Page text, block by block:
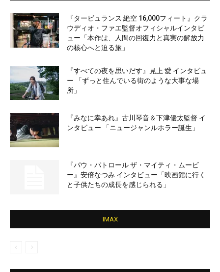
『タービュランス 絶空 16,000フィート』クラ
ウディオ・ファエ監督オフィシャルインタビ
ュー「本作は、人間の回復力と真実の解放力
の核心へと迫る旅」
『すべての夜を思いだす』見上 愛 インタビュ
ー 「ずっと住んでいる街のような大事な場
所」
『みなに幸あれ』古川琴音＆下津優太監督 イ
ンタビュー 「ニュージャンルホラー誕生」
『パウ・パトロール ザ・マイティ・ムービ
ー』安倍なつみ インタビュー「映画館に行く
と子供たちの成長を感じられる」
IMAX